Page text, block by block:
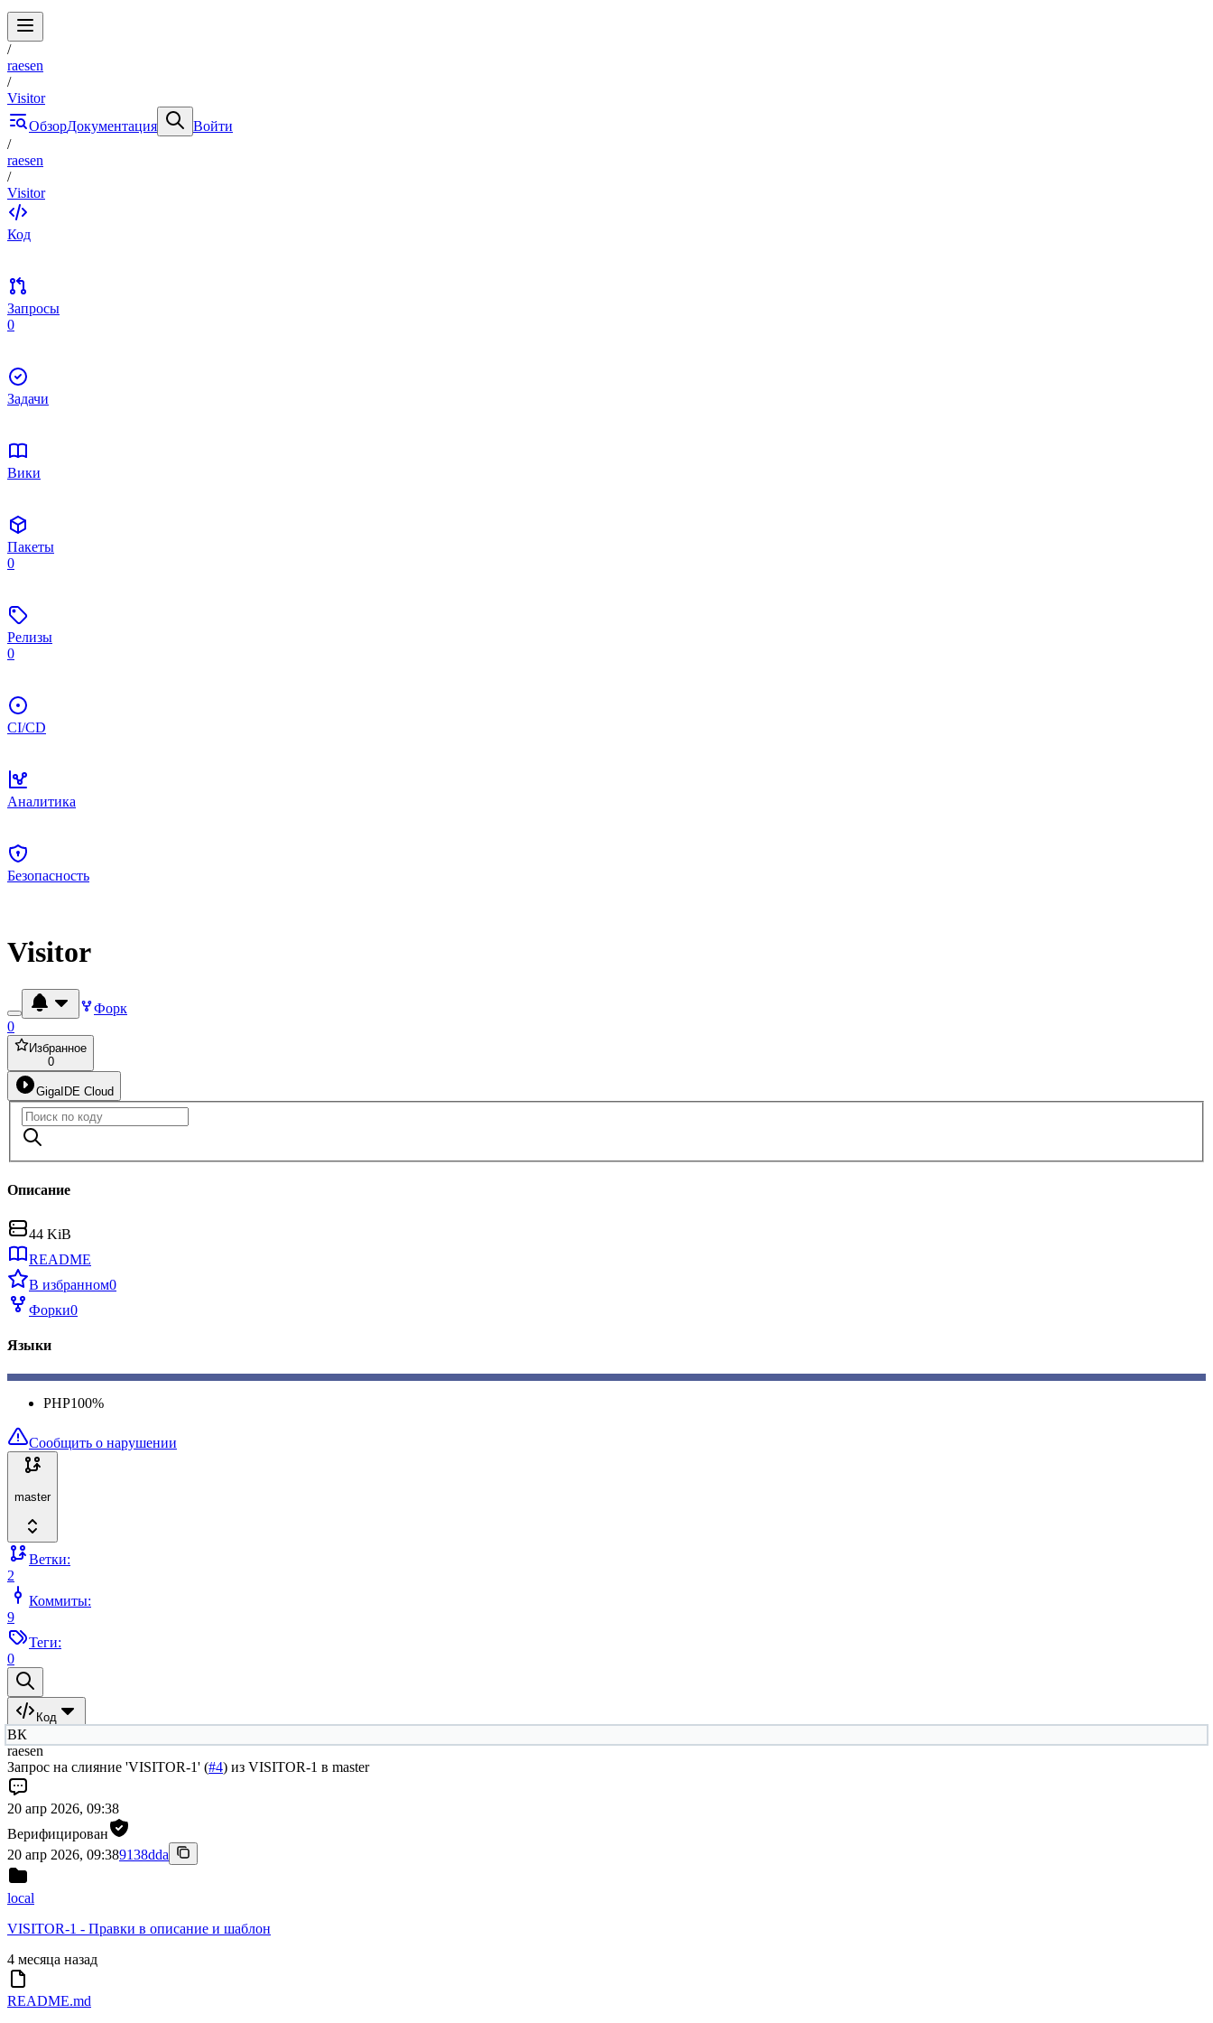
/
raesen
/
Visitor
ОбзорДокументация
Войти
/
raesen
/
Visitor
Код
Запросы
0
Задачи
Вики
Пакеты
0
Релизы
0
CI/CD
Аналитика
Безопасность
Visitor
Форк
0
Избранное
0
GigaIDE Cloud
Описание
44 KiB
README
В избранном0
Форки0
Языки
PHP100%
Сообщить о нарушении
master
Ветки:
2
Коммиты:
9
Теги:
0
Код
ВК
raesen
Запрос на слияние 'VISITOR-1' (#4) из VISITOR-1 в master
20 апр 2026, 09:38
Верифицирован
20 апр 2026, 09:389138dda
local
VISITOR-1 - Правки в описание и шаблон
4 месяца назад
README.md